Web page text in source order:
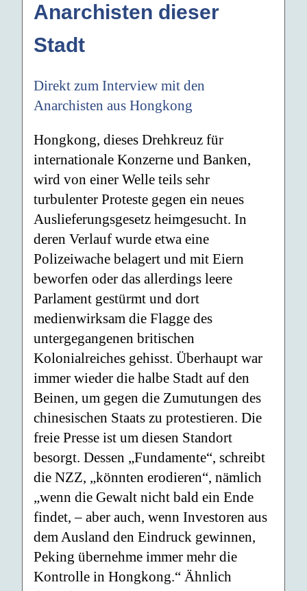
Anarchisten dieser
Stadt
Direkt zum Interview mit den
Anarchisten aus Hongkong
Hongkong, dieses Drehkreuz für
internationale Konzerne und Banken,
wird von einer Welle teils sehr
turbulenter Proteste gegen ein neues
Auslieferungsgesetz heimgesucht. In
deren Verlauf wurde etwa eine
Polizeiwache belagert und mit Eiern
beworfen oder das allerdings leere
Parlament gestürmt und dort
medienwirksam die Flagge des
untergegangenen britischen
Kolonialreiches gehisst. Überhaupt war
immer wieder die halbe Stadt auf den
Beinen, um gegen die Zumutungen des
chinesischen Staats zu protestieren. Die
freie Presse ist um diesen Standort
besorgt. Dessen „Fundamente“, schreibt
die NZZ, „könnten erodieren“, nämlich
„wenn die Gewalt nicht bald ein Ende
findet, – aber auch, wenn Investoren aus
dem Ausland den Eindruck gewinnen,
Peking übernehme immer mehr die
Kontrolle in Hongkong.“ Ähnlich